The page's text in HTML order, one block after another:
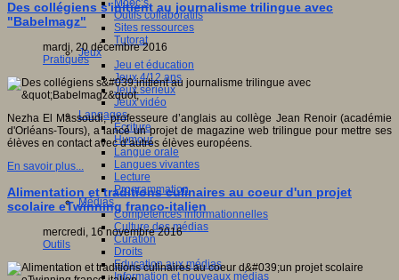
Mooc’s
Outils collaboratifs
Sites ressources
Tutorat
Jeux
Jeu et éducation
Jeux 4/12 ans
Jeux sérieux
Jeux vidéo
Langages
Ecriture
Humour
Langue orale
Langues vivantes
Lecture
Programmation
Médias
Compétences informationnelles
Culture des médias
Curation
Droits
Education aux médias
Information et nouveaux médias
Des collégiens s'initient au journalisme trilingue avec
"Babelmagz"
mardi, 20 décembre 2016
Pratiques
Nezha El Massoudi, professeure d’anglais au collège Jean Renoir (académie
d'Orléans-Tours), a lancé un projet de magazine web trilingue pour mettre ses
élèves en contact avec d’autres élèves européens.
En savoir plus...
Alimentation et traditions culinaires au coeur d'un projet
scolaire eTwinning franco-italien
mercredi, 16 novembre 2016
Outils